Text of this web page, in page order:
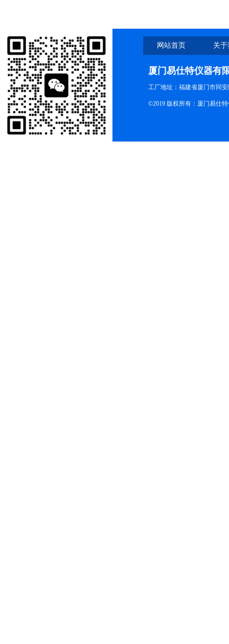
网站首页 关
厦门易仕特仪器有
工厂地址：福建省厦门市同
©2019 版权所有：厦门易仕